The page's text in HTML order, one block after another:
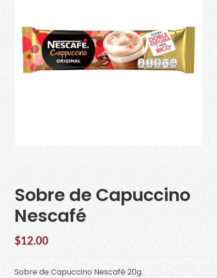
Sobre de Capuccino
Nescafé
$12.00
Sobre de Capuccino Nescafé 20g.